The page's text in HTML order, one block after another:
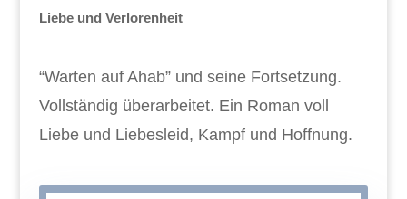
Liebe und Verlorenheit
“Warten auf Ahab” und seine Fortsetzung.
Vollständig überarbeitet. Ein Roman voll
Liebe und Liebesleid, Kampf und Hoffnung.